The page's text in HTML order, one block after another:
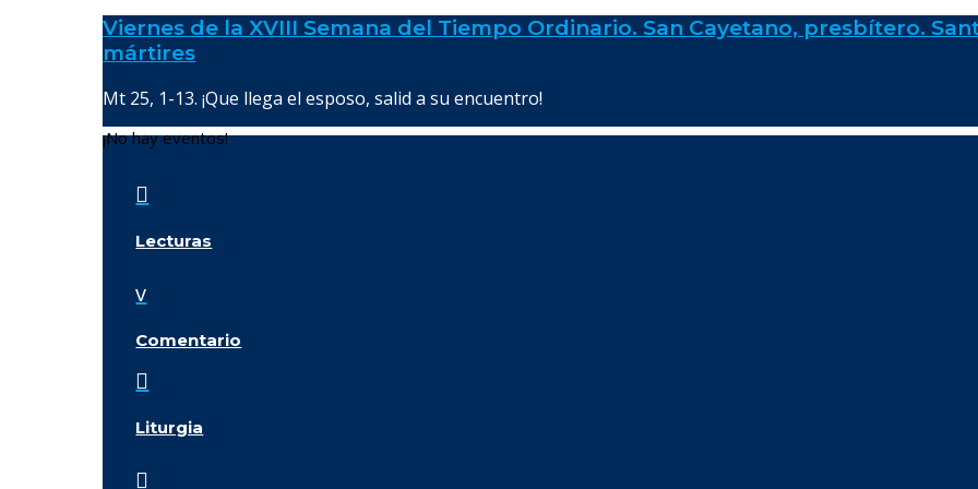
Viernes de la XVIII Semana del Tiempo Ordinario. San Cayetano, presbítero.
mártires
Mt 25, 1-13. ¡Que llega el esposo, salid a su encuentro!
¡No hay eventos!

Lecturas
v
Comentario

Liturgia
